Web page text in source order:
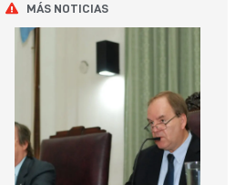
SAN
MÁS NOTICIAS